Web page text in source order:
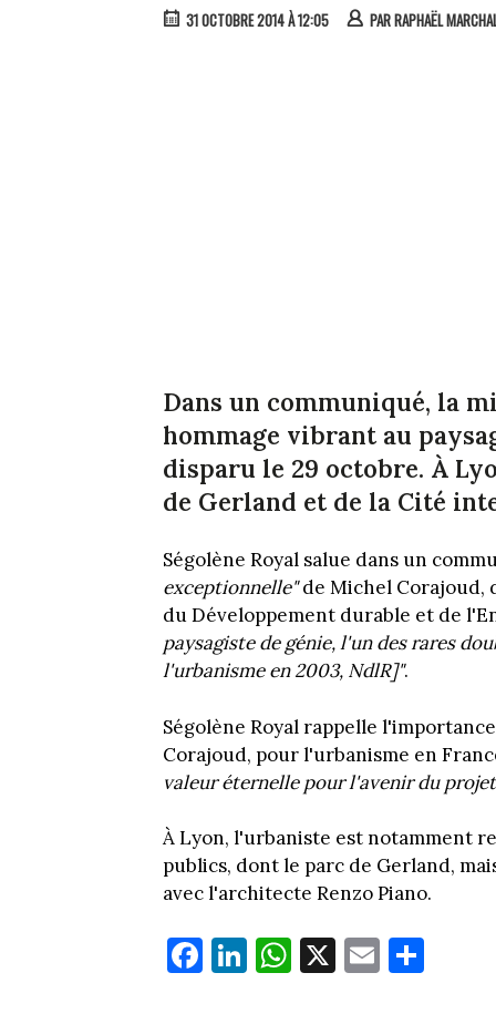
31 OCTOBRE 2014 À 12:05 PARRAPHAËL
Dans un communiqué, la
hommage vibrant au
disparu le 29 octobre. À
de Gerland et de la Cité
Ségolène Royal salue dans un
exceptionnelle"de Michel Corajoud,
du Développement durable et de
paysagiste de génie, l'un des rares
l'urbanisme en 2003, NdlR]".
Ségolène Royal rappelle
Corajoud, pour l'urbanisme en
valeur éternelle pour l'avenir du
À Lyon, l'urbaniste est notamment
publics, dont le parc de Gerland,
avec l'architecte Renzo Piano.
Fa
ce
Li
nk
W
ha
X E
m